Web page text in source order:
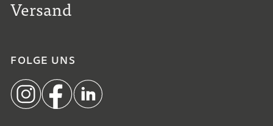
Versand
FOLGE UNS